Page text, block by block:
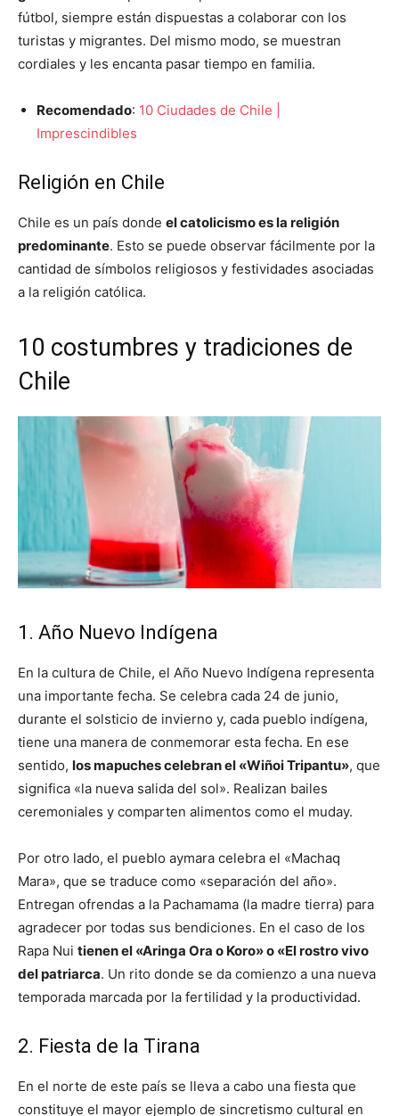
fútbol, siempre están dispuestas a colaborar con los
turistas y migrantes. Del mismo modo, se muestran
cordiales y les encanta pasar tiempo en familia.
Recomendado: 10 Ciudades de Chile |
Imprescindibles
Religión en Chile
Chile es un país donde el catolicismo es la religión
predominante. Esto se puede observar fácilmente por la
cantidad de símbolos religiosos y festividades asociadas
a la religión católica.
10 costumbres y tradiciones de
Chile
1. Año Nuevo Indígena
En la cultura de Chile, el Año Nuevo Indígena representa
una importante fecha. Se celebra cada 24 de junio,
durante el solsticio de invierno y, cada pueblo indígena,
tiene una manera de conmemorar esta fecha. En ese
sentido, los mapuches celebran el «Wiñoi Tripantu», que
significa «la nueva salida del sol». Realizan bailes
ceremoniales y comparten alimentos como el muday.
Por otro lado, el pueblo aymara celebra el «Machaq
Mara», que se traduce como «separación del año».
Entregan ofrendas a la Pachamama (la madre tierra) para
agradecer por todas sus bendiciones. En el caso de los
Rapa Nui tienen el «Aringa Ora o Koro» o «El rostro vivo
del patriarca. Un rito donde se da comienzo a una nueva
temporada marcada por la fertilidad y la productividad.
2. Fiesta de la Tirana
En el norte de este país se lleva a cabo una fiesta que
constituye el mayor ejemplo de sincretismo cultural en